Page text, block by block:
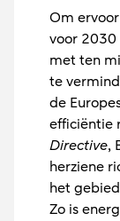
Om
voor 2030
met ten
te
de
efficiëntie
Directive,
herziene
het
Zo is